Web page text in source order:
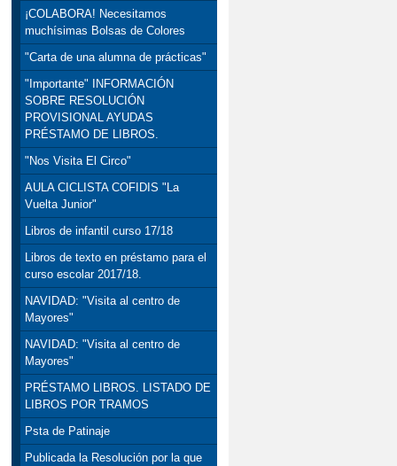
¡COLABORA! Necesitamos
muchísimas Bolsas de Colores
"Carta de una alumna de prácticas"
"Importante" INFORMACIÓN
SOBRE RESOLUCIÓN
PROVISIONAL AYUDAS
PRÉSTAMO DE LIBROS.
"Nos Visita El Circo"
AULA CICLISTA COFIDIS "La
Vuelta Junior"
Libros de infantil curso 17/18
Libros de texto en préstamo para el
curso escolar 2017/18.
NAVIDAD: "Visita al centro de
Mayores"
NAVIDAD: "Visita al centro de
Mayores"
PRÉSTAMO LIBROS. LISTADO DE
LIBROS POR TRAMOS
Psta de Patinaje
Publicada la Resolución por la que